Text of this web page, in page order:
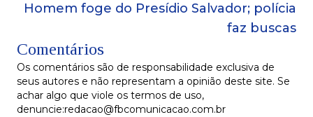
Homem foge do Presídio Salvador; polícia
faz buscas
Comentários
Os comentários são de responsabilidade exclusiva de
seus autores e não representam a opinião deste site. Se
achar algo que viole os termos de uso,
denuncie:redacao@fbcomunicacao.com.br